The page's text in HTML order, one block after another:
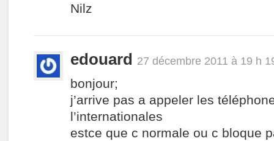
Nilz
edouard 27 décembre 2011 à 19 h
bonjour;
j’arrive pas a appeler les
l’internationales
estce que c normale ou c bloque